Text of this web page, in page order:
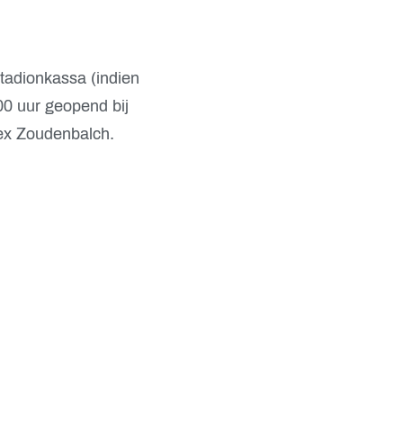
(indien
uur geopend bij
Zoudenbalch.